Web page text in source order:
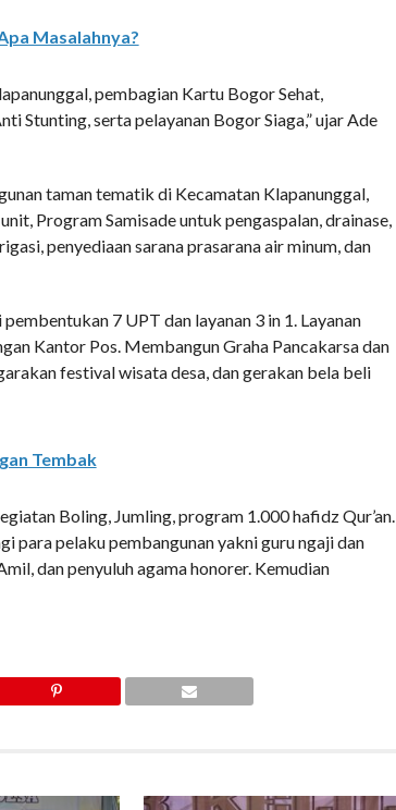
Masalahnya?
pembagian Kartu Bogor Sehat,
Stunting, serta pelayanan Bogor Siaga,” ujar Ade
taman tematik di Kecamatan Klapanunggal,
Program Samisade untuk pengaspalan, drainase,
penyediaan sarana prasarana air minum, dan
7 UPT dan layanan 3 in 1. Layanan
Kantor Pos. Membangun Graha Pancakarsa dan
festival wisata desa, dan gerakan bela beli
Tembak
Boling, Jumling, program 1.000 hafidz Qur’an.
para pelaku pembangunan yakni guru ngaji dan
dan penyuluh agama honorer. Kemudian